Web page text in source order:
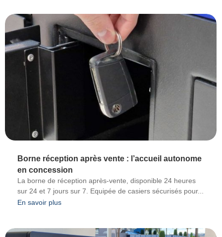
Borne réception après vente : l’accueil autonome
en concession
La borne de réception après-vente, disponible 24 heures
sur 24 et 7 jours sur 7. Equipée de casiers sécurisés pour...
En savoir plus